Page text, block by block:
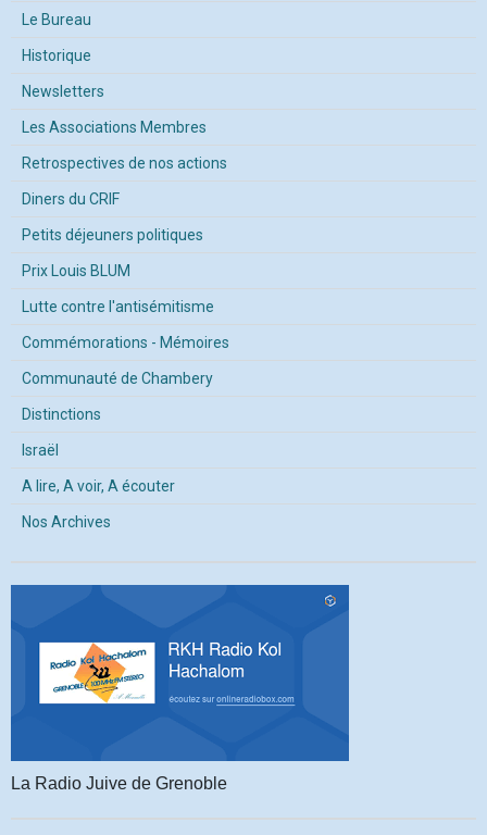
Le Bureau
Historique
Newsletters
Les Associations Membres
Retrospectives de nos actions
Diners du CRIF
Petits déjeuners politiques
Prix Louis BLUM
Lutte contre l'antisémitisme
Commémorations - Mémoires
Communauté de Chambery
Distinctions
Israël
A lire, A voir, A écouter
Nos Archives
La Radio Juive de Grenoble